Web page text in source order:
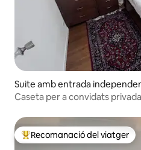
Suite amb entrada
Caseta per a convidats
Principals recomanacions dels
Recomanació del viatger